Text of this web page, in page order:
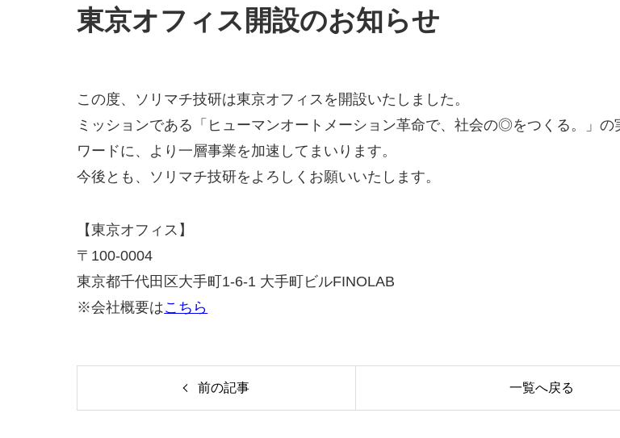
東京オフィス開設のお知らせ
この度、ソリマチ技研は東京オフィスを開設いたしました。
ミッションである「ヒューマンオートメーション革命で、社会の◎をつくる。」
ワードに、より一層事業を加速してまいります。
今後とも、ソリマチ技研をよろしくお願いいたします。
【東京オフィス】
〒100-0004
東京都千代田区大手町1-6-1 大手町ビルFINOLAB
※会社概要はこちら
前の記事 一覧へ戻る